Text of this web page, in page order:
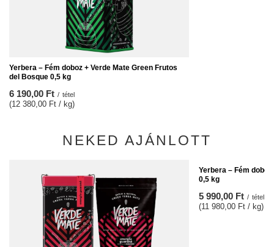
Yerbera – Fém doboz + Verde Mate Green Frutos
del Bosque 0,5 kg
6 190,00 Ft / tétel
(12 380,00 Ft / kg)
NEKED AJÁNLOTT
Yerbera – Fém
0,5 kg
5 990,00 Ft / tétel
(11 980,00 Ft / kg)